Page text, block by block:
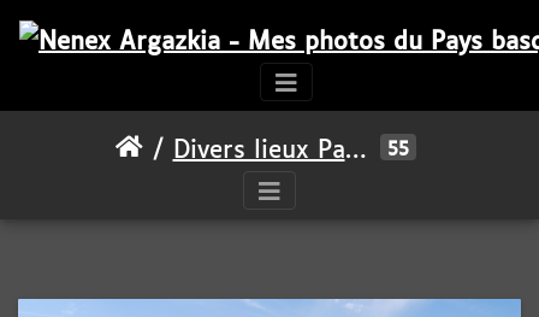
Divers lieux Pays basque 55